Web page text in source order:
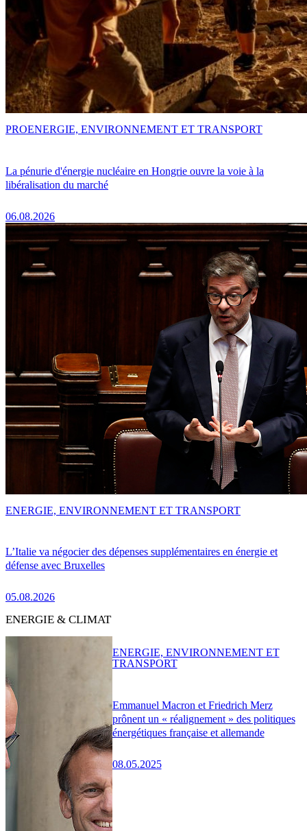
La pénurie d'énergie nucléaire en Hongrie ouvre la voie à la
libéralisation du marché
06.08.2026
PROENERGIE, ENVIRONNEMENT ET TRANSPORT
L’Italie va négocier des dépenses supplémentaires en énergie et
défense avec Bruxelles
05.08.2026
ENERGIE, ENVIRONNEMENT ET TRANSPORT
ENERGIE & CLIMAT
Emmanuel Macron et Friedrich Merz
prônent un « réalignement » des politiques
énergétiques française et allemande
08.05.2025
ENERGIE, ENVIRONNEMENT ET
TRANSPORT